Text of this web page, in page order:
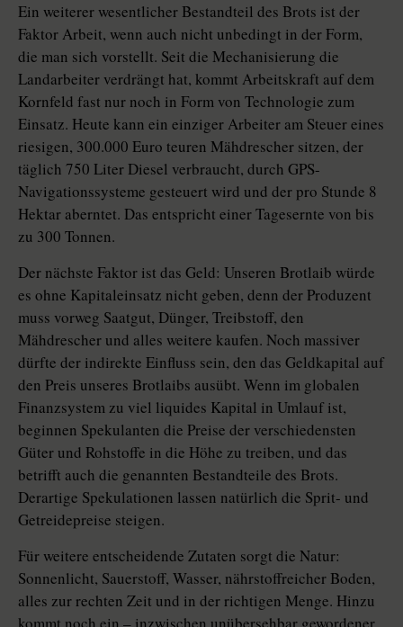
Ein weiterer wesentlicher Bestandteil des Brots ist der
Faktor Arbeit, wenn auch nicht unbedingt in der Form,
die man sich vorstellt. Seit die Mechanisierung die
Landarbeiter verdrängt hat, kommt Arbeitskraft auf dem
Kornfeld fast nur noch in Form von Technologie zum
Einsatz. Heute kann ein einziger Arbeiter am Steuer eines
riesigen, 300.000 Euro teuren Mähdrescher sitzen, der
täglich 750 Liter Diesel verbraucht, durch GPS-
Navigationssysteme gesteuert wird und der pro Stunde 8
Hektar aberntet. Das entspricht einer Tagesernte von bis
zu 300 Tonnen.
Der nächste Faktor ist das Geld: Unseren Brotlaib würde
es ohne Kapitaleinsatz nicht geben, denn der Produzent
muss vorweg Saatgut, Dünger, Treibstoff, den
Mähdrescher und alles weitere kaufen. Noch massiver
dürfte der indirekte Einfluss sein, den das Geldkapital auf
den Preis unseres Brotlaibs ausübt. Wenn im globalen
Finanzsystem zu viel liquides Kapital in Umlauf ist,
beginnen Spekulanten die Preise der verschiedensten
Güter und Rohstoffe in die Höhe zu treiben, und das
betrifft auch die genannten Bestandteile des Brots.
Derartige Spekulationen lassen natürlich die Sprit- und
Getreidepreise steigen.
Für weitere entscheidende Zutaten sorgt die Natur:
Sonnenlicht, Sauerstoff, Wasser, nährstoffreicher Boden,
alles zur rechten Zeit und in der richtigen Menge. Hinzu